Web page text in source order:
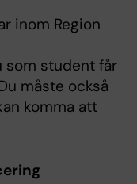
inom Region
som student får
måste också
komma att